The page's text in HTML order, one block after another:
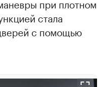
при плотном
стала
с помощью